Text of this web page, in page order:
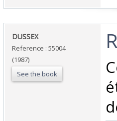
‎DUSSEX ‎
Reference : 55004
(1987)
See the book